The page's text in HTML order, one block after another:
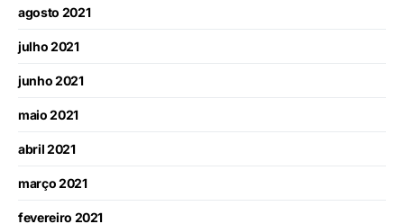
agosto 2021
julho 2021
junho 2021
maio 2021
abril 2021
março 2021
fevereiro 2021